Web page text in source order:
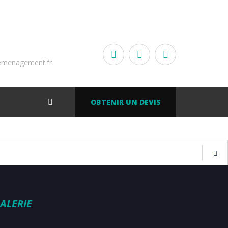
OBTENIR UN DEVIS